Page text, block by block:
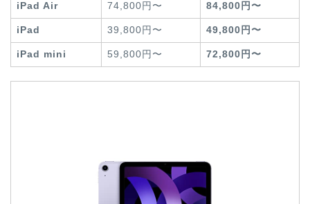
iPad Air 74,800円〜 84,800円〜
iPad 39,800円〜 49,800円〜
iPad mini 59,800円〜 72,800円〜